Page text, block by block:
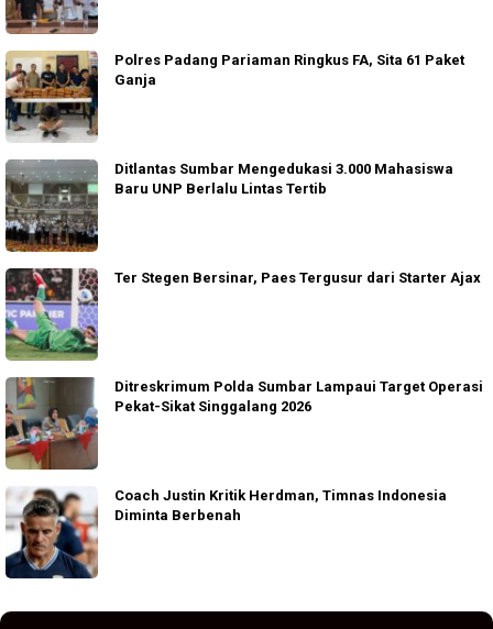
Polres Padang Pariaman Ringkus FA, Sita 61 Paket
Ganja
Ditlantas Sumbar Mengedukasi 3.000 Mahasiswa
Baru UNP Berlalu Lintas Tertib
Ter Stegen Bersinar, Paes Tergusur dari Starter Ajax
Ditreskrimum Polda Sumbar Lampaui Target Operasi
Pekat-Sikat Singgalang 2026
Coach Justin Kritik Herdman, Timnas Indonesia
Diminta Berbenah